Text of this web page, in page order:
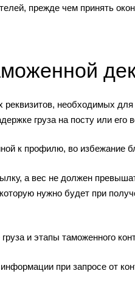
прежде чем принять
реквизитов, необходимых
груза на посту или его
к профилю, во избежание
а вес не должен
нужно будет при
и этапы таможенного
при запросе от